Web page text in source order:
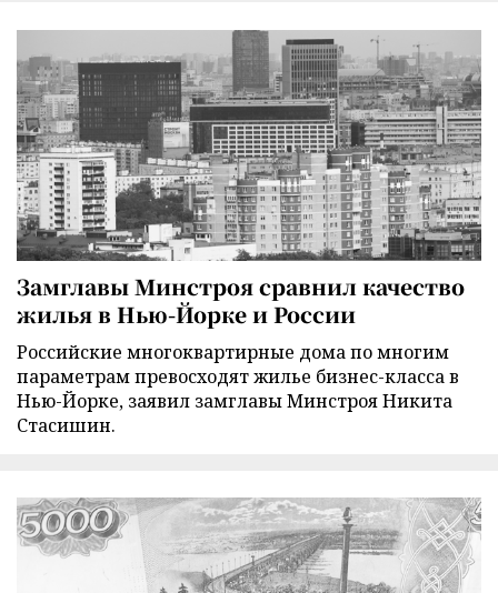
Замглавы Минстроя сравнил качество
жилья в Нью-Йорке и России
Российские многоквартирные дома по многим
параметрам превосходят жилье бизнес-класса в
Нью-Йорке, заявил замглавы Минстроя Никита
Стасишин.